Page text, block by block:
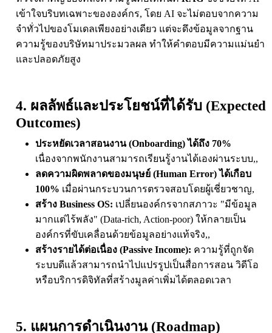
เข้าใจบริบทเฉพาะขององค์กร, โดย AI จะไม่ตอบจากความ
จำทั่วไปของโมเดลเพียงอย่างเดียว แต่จะดึงข้อมูลจากฐาน
ความรู้ของบริษัทมาประมวลผล ทำให้คำตอบมีความแม่นยำ
และปลอดภัยสูง
4. ผลลัพธ์และประโยชน์ที่ได้รับ (Expected
Outcomes)
ประหยัดเวลาสอนงาน (Onboarding) ได้ถึง 70%
เนื่องจากพนักงานสามารถเรียนรู้งานได้เองผ่านระบบ,,
ลดความผิดพลาดของมนุษย์ (Human Error) ได้เกือบ
100% เมื่อผ่านกระบวนการตรวจสอบโดยผู้เชี่ยวชาญ,
สร้าง Business OS: เปลี่ยนองค์กรจากสภาวะ "มีข้อมูล
มากแต่ไร้พลัง" (Data-rich, Action-poor) ให้กลายเป็น
องค์กรที่ขับเคลื่อนด้วยข้อมูลอย่างแท้จริง,,
สร้างรายได้ต่อเนื่อง (Passive Income): ความรู้ที่ถูกจัด
ระบบดีแล้วสามารถนำไปแปรรูปเป็นสื่อการสอน วิดีโอ
หรือบริการดิจิทัลที่สร้างมูลค่าเพิ่มได้ตลอดเวลา
5. แผนการดำเนินงาน (Roadmap)